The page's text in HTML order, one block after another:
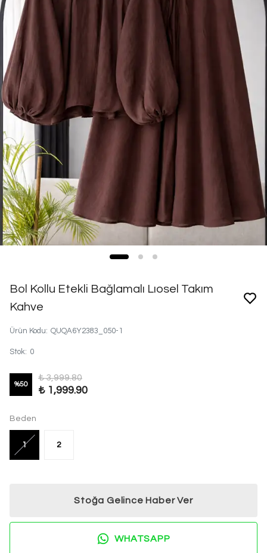
Bol Kollu Etekli Bağlamalı Lıosel Takım
Kahve
Ürün Kodu: QUQA6Y2383_050-1
Stok: 0
%50
₺ 3,999.80
₺ 1,999.90
Beden
1 2
Stoğa Gelince Haber Ver
WHATSAPP